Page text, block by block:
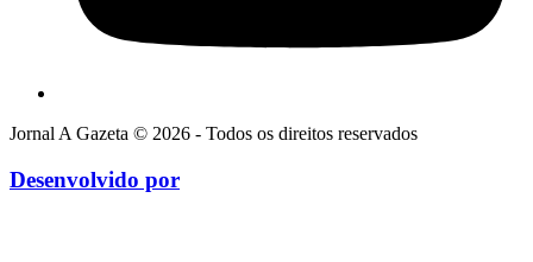
Jornal A Gazeta © 2026 - Todos os direitos reservados
Desenvolvido por